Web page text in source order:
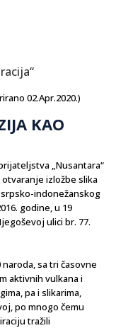
02.Apr.2020.)
KAO
„Nusantara“
izložbe slika
srpsko-indonežanskog
godine, u 19
ulici br. 77.
sa tri časovne
aktivnih vulkana i
pa i slikarima,
po mnogo čemu
tražili